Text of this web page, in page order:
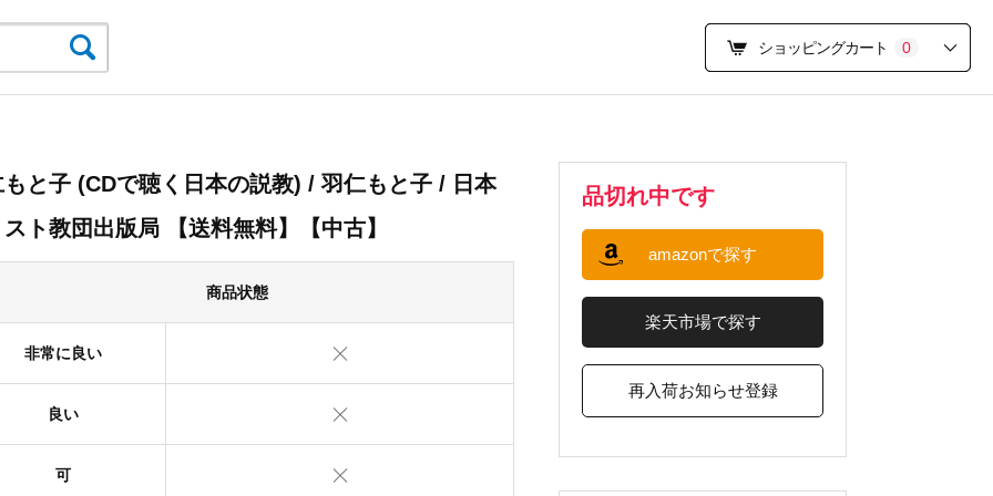
ショッピングカート 0
品切れ中です
amazonで探す
楽天市場で探す
再入荷お知らせ登録
と子 (CDで聴く日本の説教) / 羽仁もと子 / 日本
ト教団出版局 【送料無料】【中古】
商品状態
非常に良い
良い
可